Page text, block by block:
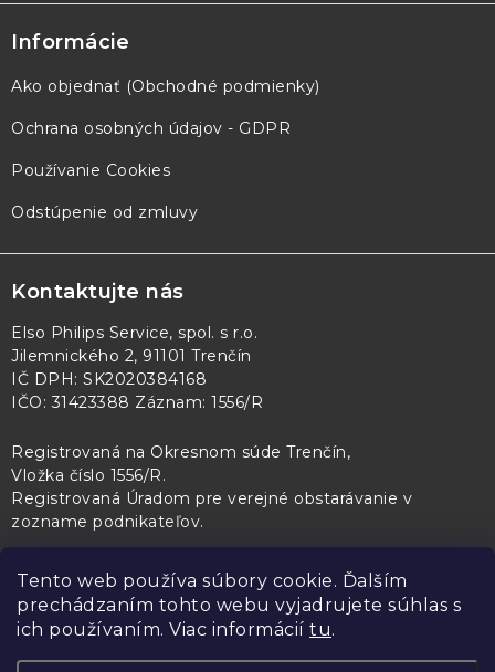
Tento web používa súbory cookie. Ďalším
prechádzaním tohto webu vyjadrujete súhlas s
ich používaním. Viac informácií tu.
Informácie
Ako objednať (Obchodné podmienky)
Ochrana osobných údajov - GDPR
Používanie Cookies
Odstúpenie od zmluvy
Kontaktujte nás
Elso Philips Service, spol. s r.o.
Jilemnického 2, 91101 Trenčín
IČ DPH: SK2020384168
IČO: 31423388 Záznam: 1556/R
Registrovaná na Okresnom súde Trenčín,
Vložka číslo 1556/R.
Registrovaná Úradom pre verejné obstarávanie v
zozname podnikateľov.
PL Servis Kontroltech Technický skúšobný ústav Piešťany